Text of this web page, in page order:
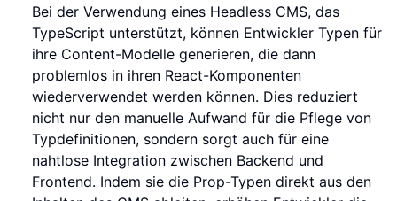
Bei der Verwendung eines Headless CMS, das
TypeScript unterstützt, können Entwickler Typen für
ihre Content-Modelle generieren, die dann
problemlos in ihren React-Komponenten
wiederverwendet werden können. Dies reduziert
nicht nur den manuelle Aufwand für die Pflege von
Typdefinitionen, sondern sorgt auch für eine
nahtlose Integration zwischen Backend und
Frontend. Indem sie die Prop-Typen direkt aus den